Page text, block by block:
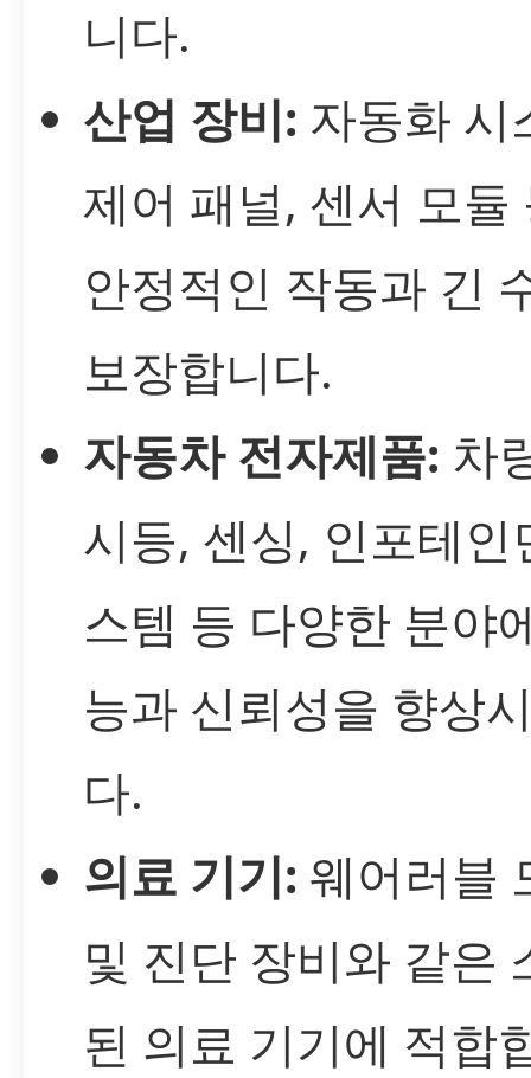
니다.
산업 장비: 자동화 시
제어 패널, 센서 모듈
안정적인 작동과 긴
보장합니다.
자동차 전자제품: 차
시등, 센싱, 인포테인
스템 등 다양한 분야
능과 신뢰성을 향상
다.
의료 기기: 웨어러블
및 진단 장비와 같은
된 의료 기기에 적합